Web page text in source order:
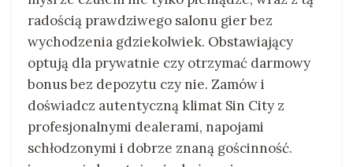
radością prawdziwego salonu gier bez
wychodzenia gdziekolwiek. Obstawiający
optują dla prywatnie czy otrzymać darmowy
bonus bez depozytu czy nie. Zamów i
doświadcz autentyczną klimat Sin City z
profesjonalnymi dealerami, napojami
schłodzonymi i dobrze znaną gościnność.